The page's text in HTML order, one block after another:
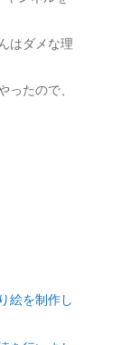
はダメな理
ったので、
絵を制作し